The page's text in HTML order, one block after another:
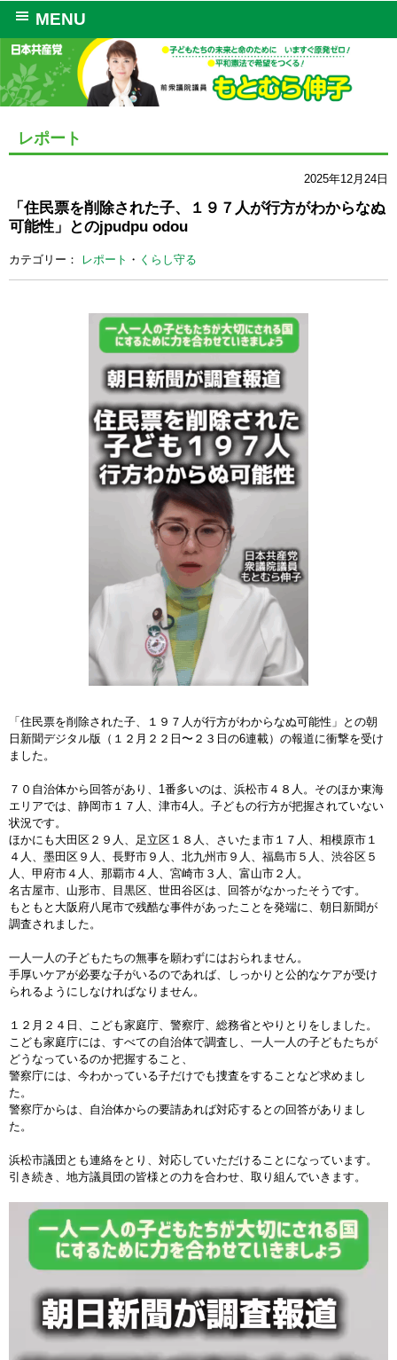
MENU
レポート
2025年12月24日
「住民票を削除された子、１９７人が行方がわからなぬ
可能性」とのjpudpu odou
カテゴリー： レポート ・ くらし守る
「住民票を削除された子、１９７人が行方がわからなぬ可能性」との朝
日新聞デジタル版（１２月２２日〜２３日の6連載）の報道に衝撃を受け
ました。
７０自治体から回答があり、1番多いのは、浜松市４８人。そのほか東海
エリアでは、静岡市１７人、津市4人。子どもの行方が把握されていない
状況です。
ほかにも大田区２９人、足立区１８人、さいたま市１７人、相模原市１
４人、墨田区９人、長野市９人、北九州市９人、福島市５人、渋谷区５
人、甲府市４人、那覇市４人、宮崎市３人、富山市２人。
名古屋市、山形市、目黒区、世田谷区は、回答がなかったそうです。
もともと大阪府八尾市で残酷な事件があったことを発端に、朝日新聞が
調査されました。
一人一人の子どもたちの無事を願わずにはおられません。
手厚いケアが必要な子がいるのであれば、しっかりと公的なケアが受け
られるようにしなければなりません。
１２月２４日、こども家庭庁、警察庁、総務省とやりとりをしました。
こども家庭庁には、すべての自治体で調査し、一人一人の子どもたちが
どうなっているのか把握すること、
警察庁には、今わかっている子だけでも捜査をすることなど求めまし
た。
警察庁からは、自治体からの要請あれば対応するとの回答がありまし
た。
浜松市議団とも連絡をとり、対応していただけることになっています。
引き続き、地方議員団の皆様との力を合わせ、取り組んでいきます。